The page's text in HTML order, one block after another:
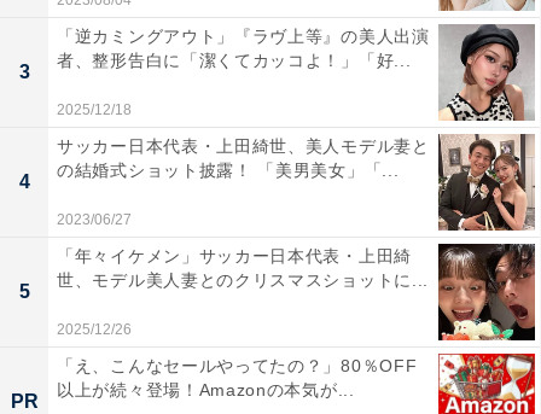
3
「逆カミングアウト」『ラヴ上等』の美人出演
者、整形告白に「潔くてカッコよ！」「好...
2025/12/18
4
サッカー日本代表・上田綺世、美人モデル妻と
の結婚式ショット披露！ 「美男美女」「...
2023/06/27
5
「年々イケメン」サッカー日本代表・上田綺
世、モデル美人妻とのクリスマスショットに...
2025/12/26
PR
「え、こんなセールやってたの？」80％OFF
以上が続々登場！Amazonの本気が...